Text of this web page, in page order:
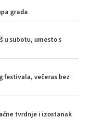
grada
u subotu, umesto s
festivala, večeras bez
tvrdnje i izostanak